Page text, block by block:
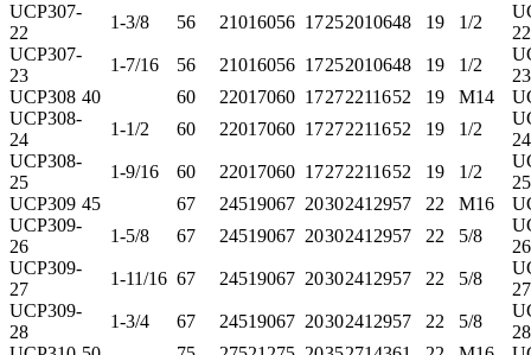
UCP307-
22
1-3/8 56 21016056 17252010648 19 1/2
22
UCP307-
23
1-7/16 56 21016056 17252010648 19 1/2
23
UCP308 40 60 22017060 17272211652 19 M14
UCP308-
24
1-1/2 60 22017060 17272211652 19 1/2
24
UCP308-
25
1-9/16 60 22017060 17272211652 19 1/2
25
UCP309 45 67 24519067 20302412957 22 M16
UCP309-
26
1-5/8 67 24519067 20302412957 22 5/8
26
UCP309-
27
1-11/16 67 24519067 20302412957 22 5/8
27
UCP309-
28
1-3/4 67 24519067 20302412957 22 5/8
28